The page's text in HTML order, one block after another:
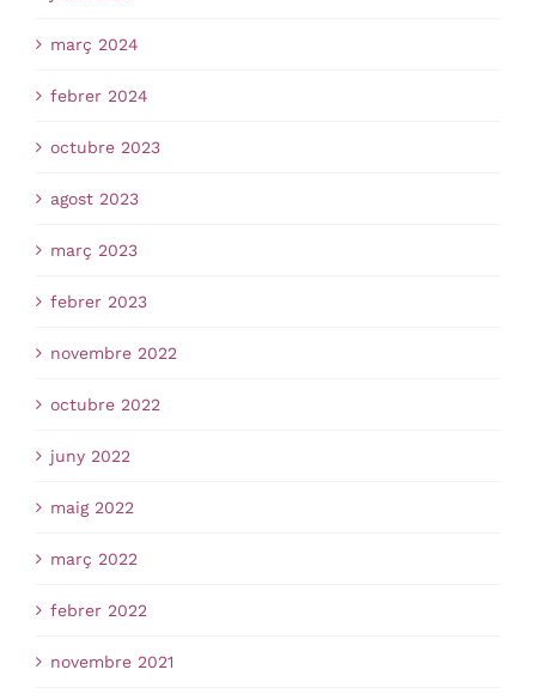
març 2024
febrer 2024
octubre 2023
agost 2023
març 2023
febrer 2023
novembre 2022
octubre 2022
juny 2022
maig 2022
març 2022
febrer 2022
novembre 2021